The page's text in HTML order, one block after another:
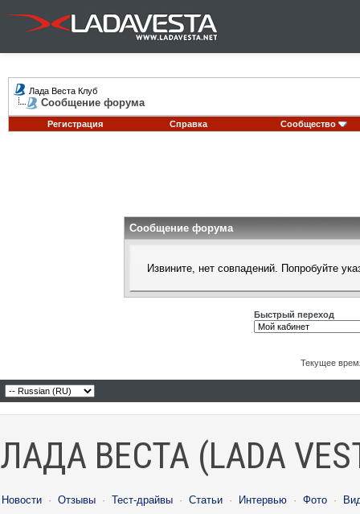
Лада Веста Клуб
Сообщение форума
Регистрация Справка Сообщество
Сообщение форума
Извините, нет совпадений. Попробуйте
Быстрый переход
Текущее
ЛАДА ВЕСТА (LADA
Новости · Отзывы · Тест-драйвы · Статьи · Интервью · Фото ·